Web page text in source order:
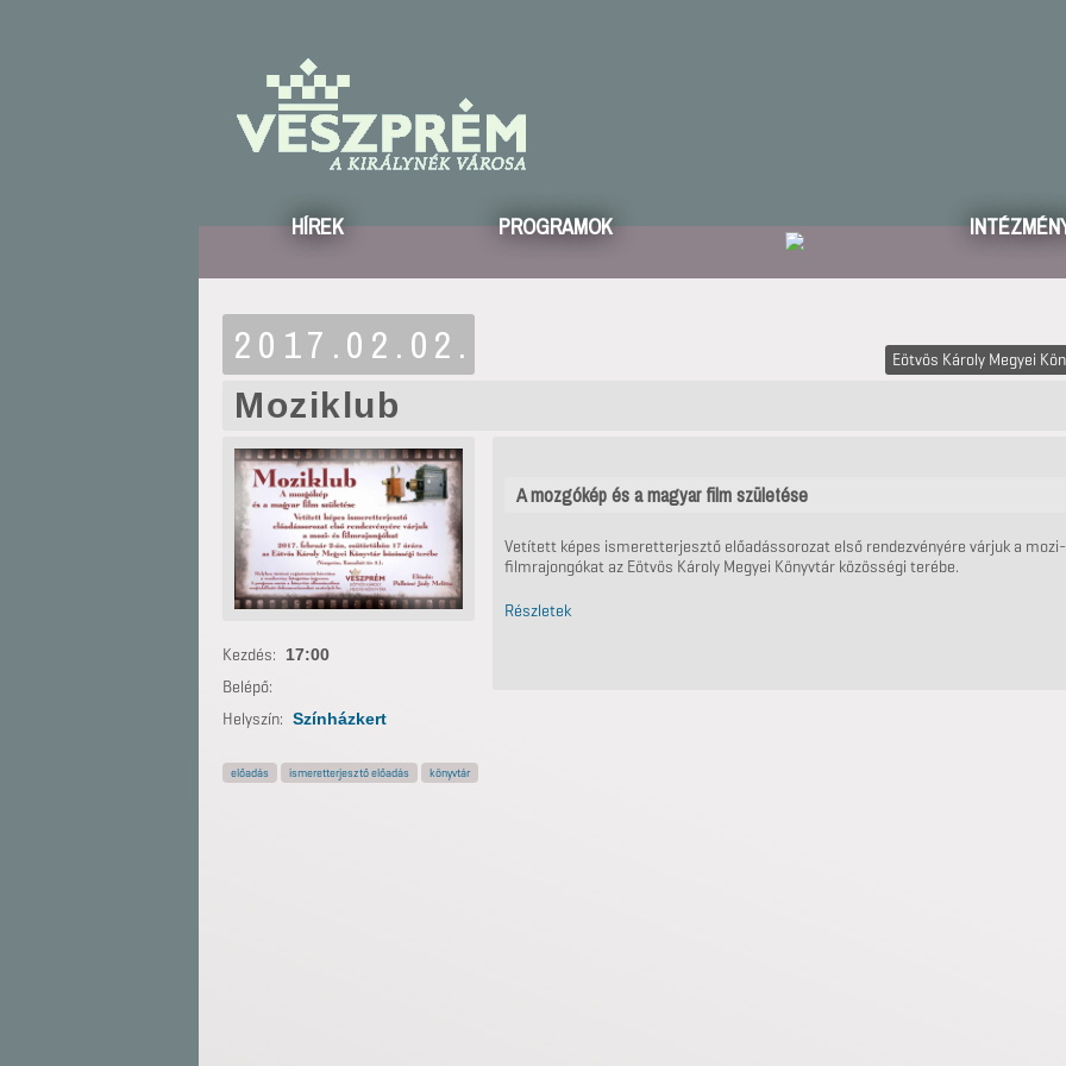
HÍREK PROGRAMOK
2017.02.02. Eötvös Károly Megyei
Moziklub
A mozgókép és a magyar film születése
Vetített képes ismeretterjesztő előadássorozat első rendezvényére várjuk a
filmrajongókat az Eötvös Károly Megyei Könyvtár közösségi terébe.
Részletek
Kezdés: 17:00
Belépő:
Helyszín: Színházkert
előadás ismeretterjesztő előadás könyvtár